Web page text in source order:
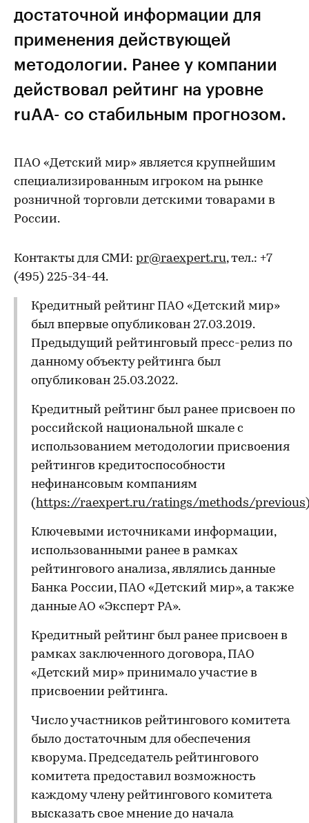
достаточной информации для
применения действующей
методологии. Ранее у компании
действовал рейтинг на уровне
ruАА- со стабильным прогнозом.
ПАО «Детский мир» является крупнейшим
специализированным игроком на рынке
розничной торговли детскими товарами в
России.
Контакты для СМИ: pr@raexpert.ru, тел.: +7
(495) 225-34-44.
Кредитный рейтинг ПАО «Детский мир»
был впервые опубликован 27.03.2019.
Предыдущий рейтинговый пресс-релиз по
данному объекту рейтинга был
опубликован 25.03.2022.
Кредитный рейтинг был ранее присвоен по
российской национальной шкале с
использованием методологии присвоения
рейтингов кредитоспособности
нефинансовым компаниям
(https://raexpert.ru/ratings/methods/previous
Ключевыми источниками информации,
использованными ранее в рамках
рейтингового анализа, являлись данные
Банка России, ПАО «Детский мир», а также
данные АО «Эксперт РА».
Кредитный рейтинг был ранее присвоен в
рамках заключенного договора, ПАО
«Детский мир» принимало участие в
присвоении рейтинга.
Число участников рейтингового комитета
было достаточным для обеспечения
кворума. Председатель рейтингового
комитета предоставил возможность
каждому члену рейтингового комитета
высказать свое мнение до начала